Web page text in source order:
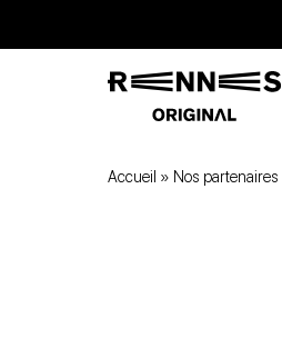
Accueil » Nos partenaires